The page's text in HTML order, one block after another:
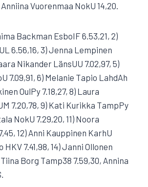
Vuorenmaa NokU 14,20.
Backman EsboIF 6.53,21, 2)
6.56,16, 3) Jenna Lempinen
Nikander LänsUU 7.02,97, 5)
7.09,91, 6) Melanie Tapio LahdAh
OulPy 7.18,27, 8) Laura
7.20,78, 9) Kati Kurikka TampPy
NokU 7.29,20, 11) Noora
12) Anni Kauppinen KarhU
HKV 7.41,98, 14) Janni Ollonen
Borg Tamp38 7.59,30, Annina